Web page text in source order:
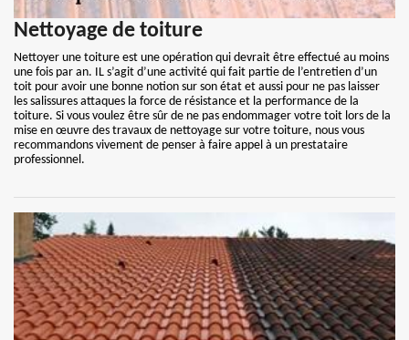
Nettoyage de toiture
Nettoyer une toiture est une opération qui devrait être effectué au moins
une fois par an. IL s’agit d’une activité qui fait partie de l’entretien d’un
toit pour avoir une bonne notion sur son état et aussi pour ne pas laisser
les salissures attaques la force de résistance et la performance de la
toiture. Si vous voulez être sûr de ne pas endommager votre toit lors de la
mise en œuvre des travaux de nettoyage sur votre toiture, nous vous
recommandons vivement de penser à faire appel à un prestataire
professionnel.